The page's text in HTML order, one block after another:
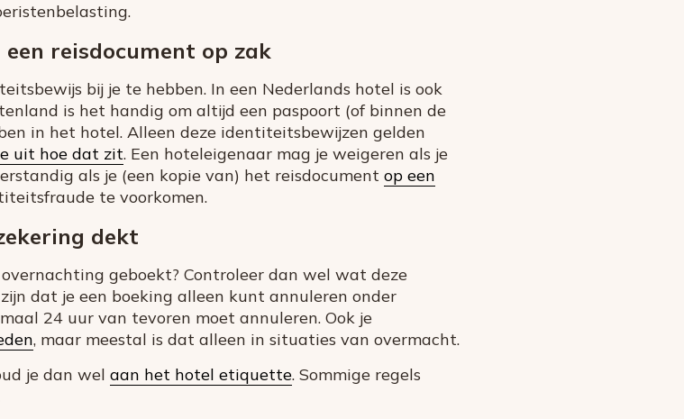
reisdocument op zak
bij je te hebben. In een Nederlands hotel is ook
is het handig om altijd een paspoort (of binnen de
in het hotel. Alleen deze identiteitsbewijzen gelden
uit hoe dat zit. Een hoteleigenaar mag je weigeren als je
als je (een kopie van) het reisdocument op een
te voorkomen.
dekt
geboekt? Controleer dan wel wat deze
dat je een boeking alleen kunt annuleren onder
24 uur van tevoren moet annuleren. Ook je
, maar meestal is dat alleen in situaties van overmacht.
je dan wel aan het hotel etiquette. Sommige regels